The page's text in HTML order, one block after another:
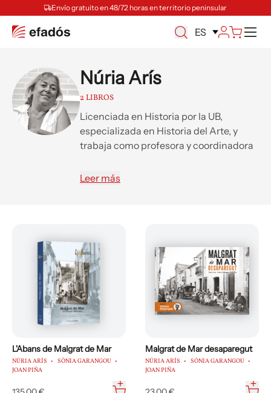
Envío gratuito en 48/72 horas en territorio peninsular
ES
Núria Arís
2 LIBROS
Licenciada en Historia por la UB,
especializada en Historia del Arte, y
trabaja como profesora y coordinadora
Leer más
L'Abans de Malgrat de Mar
NÚRIA ARÍS
SÒNIA GARANGOU
JOAN PIÑA
Malgrat de Mar desaparegut
NÚRIA ARÍS
SÒNIA GARANGOU
JOAN PIÑA